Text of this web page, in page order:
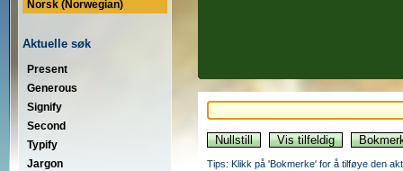
Norsk (Norwegian)
Aktuelle søk
Present
Generous
Signify
Second
Typify
Jargon
Tips: Klikk på 'Bokmerke' for å tilføye den